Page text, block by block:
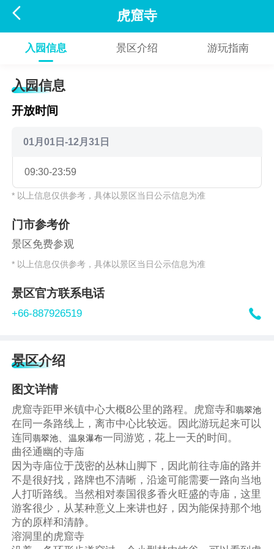
 虎窟寺
入园信息 景区介绍 游玩指南
入园信息
开放时间
01月01日-12月31日
09:30-23:59
* 以上信息仅供参考，具体以景区当日公示信息为准
门市参考价
景区免费参观
* 以上信息仅供参考，具体以景区当日公示信息为准
景区官方联系电话
+66-887926519 
景区介绍
图文详情
虎窟寺距甲米镇中心大概8公里的路程。虎窟寺和翡翠池
在同一条路线上，离市中心比较远。因此游玩起来可以
连同翡翠池、温泉瀑布一同游览，花上一天的时间。
曲径通幽的寺庙
因为寺庙位于茂密的丛林山脚下，因此前往寺庙的路并
不是很好找，路牌也不清晰，沿途可能需要一路向当地
人打听路线。当然相对泰国很多香火旺盛的寺庙，这里
游客很少，从某种意义上来讲也好，因为能保持那个地
方的原样和清静。
溶洞里的虎窟寺